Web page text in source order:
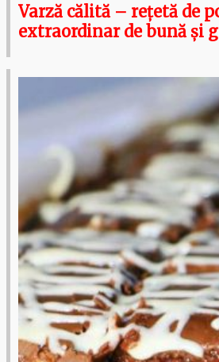
Varză călită – rețetă de
extraordinar de bună și